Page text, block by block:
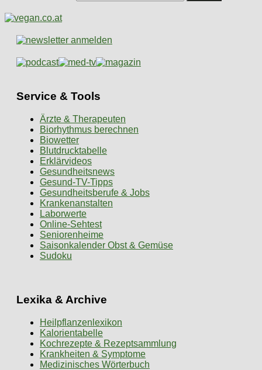
Service & Tools
Ärzte & Therapeuten
Biorhythmus berechnen
Biowetter
Blutdrucktabelle
Erklärvideos
Gesundheitsnews
Gesund-TV-Tipps
Gesundheitsberufe & Jobs
Krankenanstalten
Laborwerte
Online-Sehtest
Seniorenheime
Saisonkalender Obst & Gemüse
Sudoku
Lexika & Archive
Heilpflanzenlexikon
Kalorientabelle
Kochrezepte & Rezeptsammlung
Krankheiten & Symptome
Medizinisches Wörterbuch